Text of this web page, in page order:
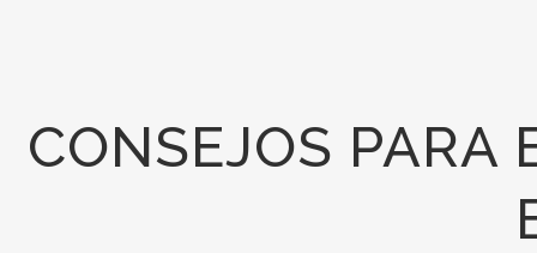
CONSEJOS PARA